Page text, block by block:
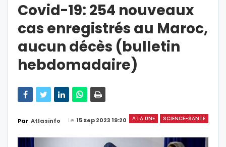
Covid-19: 254 nouveaux
cas enregistrés au Maroc,
aucun décès (bulletin
hebdomadaire)
A LA UNE SCIENCE-SANTE
Par Atlasinfo Le 15 Sep 2023 19:20